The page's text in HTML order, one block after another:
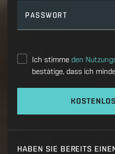
PASSWORT
Ich stimme den
bestätige, dass ich
HABEN SIE BEREITS